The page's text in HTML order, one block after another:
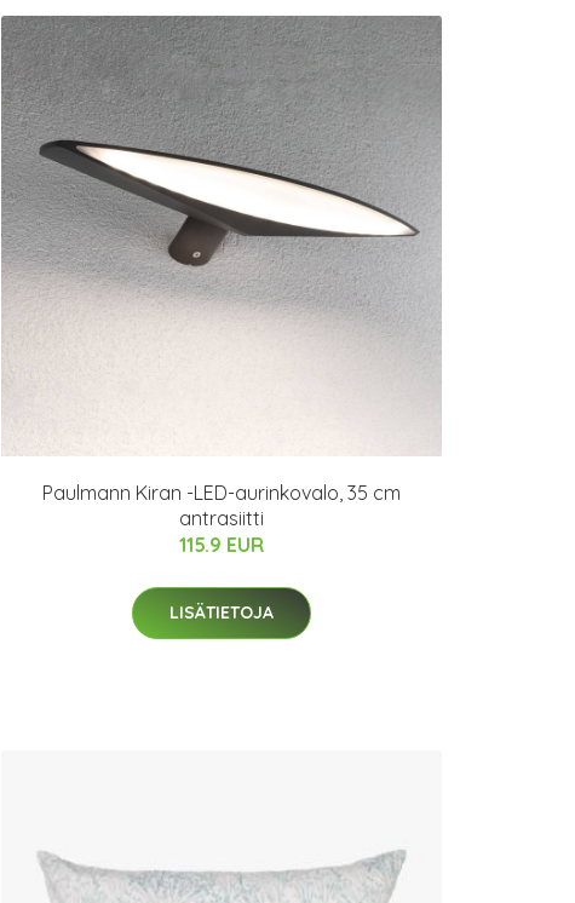
Paulmann Kiran -LED-aurinkovalo, 35 cm
antrasiitti
115.9 EUR
LISÄTIETOJA